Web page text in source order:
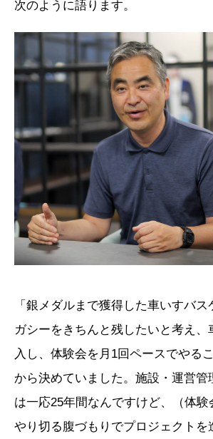
次のように語ります。
「銀メダルまで獲得した車いすバ
ガシーをきちんと残したいと考え、
入し、体験会を月1回ペースでやる
から決めていました。施設・運営管
は一応25年間なんですけど、（体
やり切る腹づもりでプロジェクトを